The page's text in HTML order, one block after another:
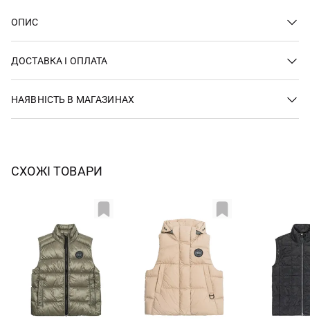
ОПИС
ДОСТАВКА І ОПЛАТА
НАЯВНІСТЬ В МАГАЗИНАХ
СХОЖІ ТОВАРИ